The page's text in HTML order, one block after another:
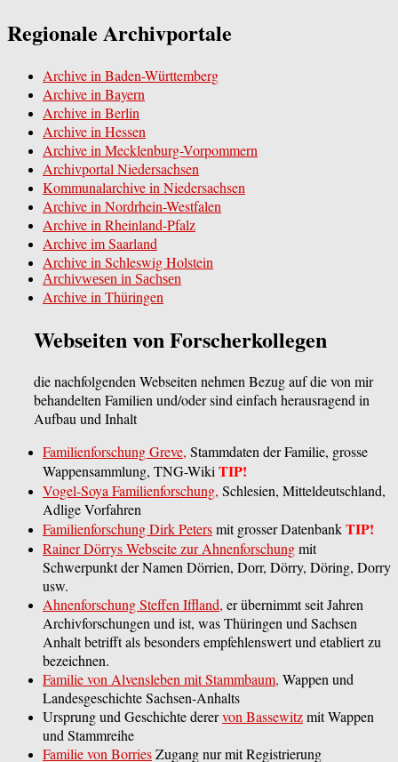
Regionale Archivportale
Archive in Baden-Württemberg
Archive in Bayern
Archive in Berlin
Archive in Hessen
Archive in Mecklenburg-Vorpommern
Archivportal Niedersachsen
Kommunalarchive in Niedersachsen
Archive in Nordrhein-Westfalen
Archive in Rheinland-Pfalz
Archive im Saarland
Archive in Schleswig Holstein
Archivwesen in Sachsen
Archive in Thüringen
Webseiten von Forscherkollegen
die nachfolgenden Webseiten nehmen Bezug auf die von mir
behandelten Familien und/oder sind einfach herausragend in
Aufbau und Inhalt
Familienforschung Greve, Stammdaten der Familie, grosse
Wappensammlung, TNG-WikiTIP!
Vogel-Soya Familienforschung, Schlesien, Mitteldeutschland,
Adlige Vorfahren
Familienforschung Dirk Petersmit grosser DatenbankTIP!
Rainer Dörrys Webseite zur Ahnenforschungmit
Schwerpunkt der Namen Dörrien, Dorr, Dörry, Döring, Dorry
usw.
Ahnenforschung Steffen Iffland, er übernimmt seit Jahren
Archivforschungen und ist, was Thüringen und Sachsen
Anhalt betrifft als besonders empfehlenswert und etabliert zu
bezeichnen.
Familie von Alvensleben mit Stammbaum, Wappen und
Landesgeschichte Sachsen-Anhalts
Ursprung und Geschichte derervon Bassewitzmit Wappen
und Stammreihe
Familie von BorriesZugang nur mit Registrierung